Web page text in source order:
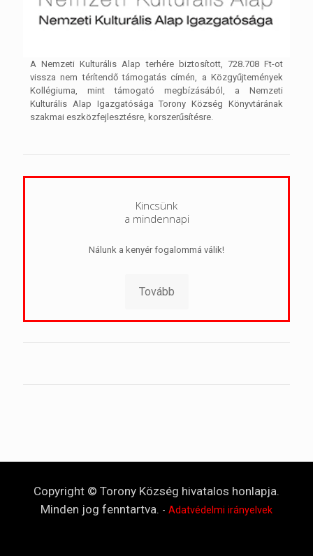
A Nemzeti Kulturális Alap terhére biztosított, 728.708 Ft-ot
vissza nem térítendő támogatás címén, a Közgyűjtemények
Kollégiuma, mint támogató megbízásából, a Nemzeti
Kulturális Alap Igazgatósága Torony Község Könyvtárának
szakmai eszközfejlesztésre, korszerűsítésre.
Kincsünk
a mindennapi
Nálunk a kenyér fogalommá válik!
Tovább
Copyright © Torony Község hivatalos honlapja.
Minden jog fenntartva. - Adatvédelmi irányelvek